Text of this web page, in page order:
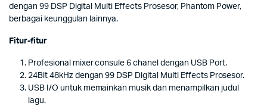
dengan 99 DSP Digital Multi Effects Prosesor, Phantom Power,
berbagai keunggulan lainnya.
Fitur-fitur
Profesional mixer consule 6 chanel dengan USB Port.
24Bit 48kHz dengan 99 DSP Digital Multi Effects Prosesor.
USB I/O untuk memainkan musik dan menampilkan judul
lagu.